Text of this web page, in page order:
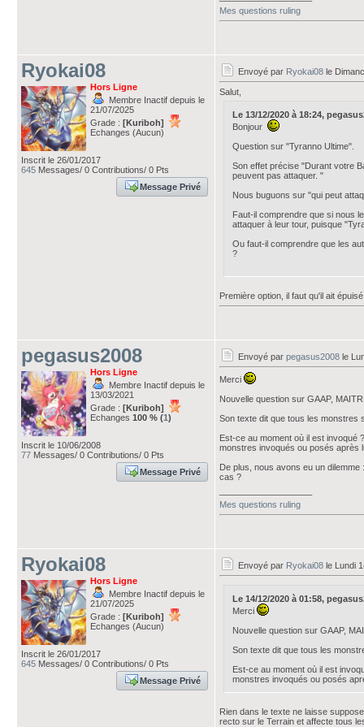
Mes questions ruling
Ryokai08
Hors Ligne
Membre Inactif depuis le
21/07/2025
Grade : [Kuriboh]
Echanges (Aucun)
Inscrit le 26/01/2017
645 Messages/ 0 Contributions/ 0 Pts
Message Privé
Envoyé par Ryokai08 le
Salut,
Le 13/12/2020 à 18:24,
Bonjour
Question sur "Tyranno Ultime".
Son effet précise "Durant votre
peuvent pas attaquer. "
Nous buguons sur "qui peut
Faut-il comprendre que si nous
attaquer à leur tour, puisque
Ou faut-il comprendre que les
?
Première option, il faut qu'il ait
pegasus2008
Hors Ligne
Membre Inactif depuis le
13/03/2021
Grade : [Kuriboh]
Echanges 100 % (1)
Inscrit le 10/06/2008
77 Messages/ 0 Contributions/ 0 Pts
Message Privé
Envoyé par pegasus2008 le
Merci
Nouvelle question sur GAAP,
Son texte dit que tous les monstres
Est-ce au moment où il est invoqué
monstres invoqués ou posés après
De plus, nous avons eu un
cas ?
Mes questions ruling
Ryokai08
Hors Ligne
Membre Inactif depuis le
21/07/2025
Grade : [Kuriboh]
Echanges (Aucun)
Inscrit le 26/01/2017
645 Messages/ 0 Contributions/ 0 Pts
Message Privé
Envoyé par Ryokai08 le Lundi
Le 14/12/2020 à 01:58,
Merci
Nouvelle question sur GAAP,
Son texte dit que tous les
Est-ce au moment où il est
monstres invoqués ou posés
Rien dans le texte ne laisse
recto sur le Terrain et affecte tous